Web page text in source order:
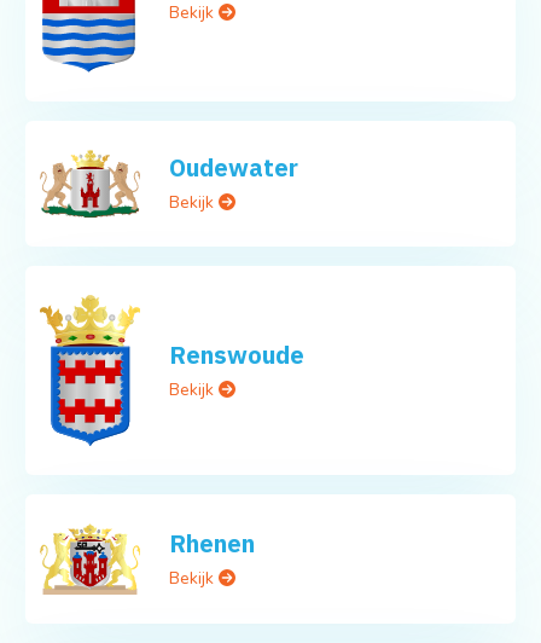
Bekijk
Oudewater
Bekijk
Renswoude
Bekijk
Rhenen
Bekijk